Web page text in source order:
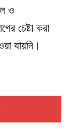
ও
চেষ্টা করা
যায়নি।